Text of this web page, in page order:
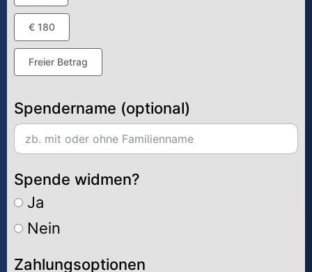
€ 180
Freier Betrag
Spendername (optional)
Spende widmen?
Ja
Nein
Zahlungsoptionen